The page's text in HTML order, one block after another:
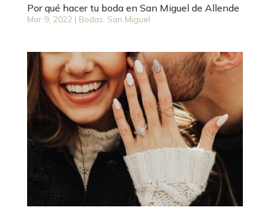
Por qué hacer tu boda en San Miguel de Allende
Mar 9, 2022 | Bodas, San Miguel